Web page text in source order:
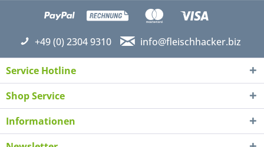
Ich habe die
verstanden und stimme zu. *
Mit * gekennzeichnete Felder sind Pflichtfelder.
+49 (0) 2304 9310 info@fleischhacker.biz
Service Hotline
Shop Service
Informationen